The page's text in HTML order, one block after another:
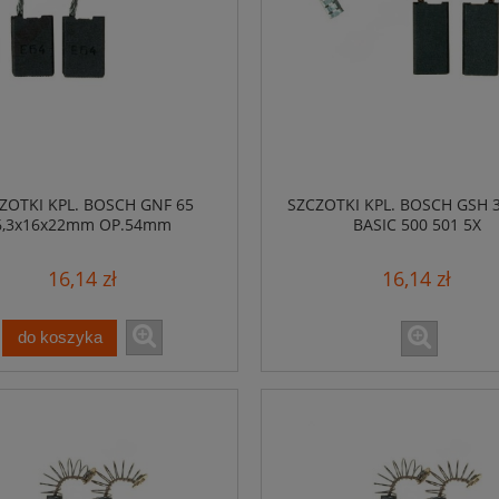
KPL. BOSCH GNF 65
OP.54mm
16,14 zł
do koszyka
SZCZOTKI KPL. BOSCH GSH
BASIC 500 501 5X
16,14 zł